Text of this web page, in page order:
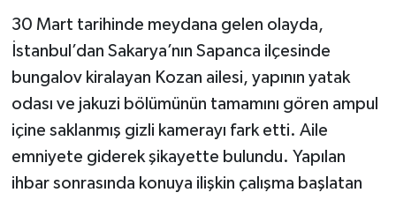
30 Mart tarihinde meydana gelen olayda,
İstanbul’dan Sakarya’nın Sapanca ilçesinde
bungalov kiralayan Kozan ailesi, yapının yatak
odası ve jakuzi bölümünün tamamını gören ampul
içine saklanmış gizli kamerayı fark etti. Aile
emniyete giderek şikayette bulundu. Yapılan
ihbar sonrasında konuya ilişkin çalışma başlatan